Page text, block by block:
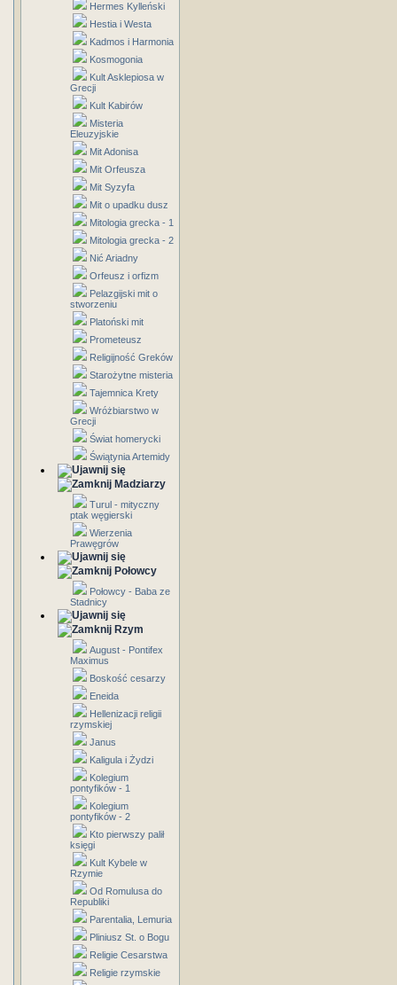
Hermes Kylleński
Hestia i Westa
Kadmos i Harmonia
Kosmogonia
Kult Asklepiosa w
Grecji
Kult Kabirów
Misteria
Eleuzyjskie
Mit Adonisa
Mit Orfeusza
Mit Syzyfa
Mit o upadku dusz
Mitologia grecka - 1
Mitologia grecka - 2
Nić Ariadny
Orfeusz i orfizm
Pelazgijski mit o
stworzeniu
Platoński mit
Prometeusz
Religijność Greków
Starożytne misteria
Tajemnica Krety
Wróżbiarstwo w
Grecji
Świat homerycki
Świątynia Artemidy
Madziarzy
Turul - mityczny
ptak węgierski
Wierzenia
Prawęgrów
Połowcy
Połowcy - Baba ze
Stadnicy
Rzym
August - Pontifex
Maximus
Boskość cesarzy
Eneida
Hellenizacji religii
rzymskiej
Janus
Kaligula i Żydzi
Kolegium
pontyfików - 1
Kolegium
pontyfików - 2
Kto pierwszy palił
księgi
Kult Kybele w
Rzymie
Od Romulusa do
Republiki
Parentalia, Lemuria
Pliniusz St. o Bogu
Religie Cesarstwa
Religie rzymskie